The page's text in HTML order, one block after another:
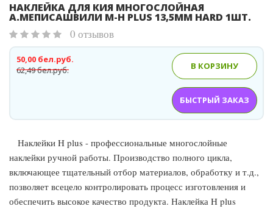
НАКЛЕЙКА ДЛЯ КИЯ МНОГОСЛОЙНАЯ
А.МЕПИСАШВИЛИ M-H PLUS 13,5ММ HARD 1ШТ.
0 отзывов
62,49 бел.руб.
50,00 бел.руб.
В КОРЗИНУ
БЫСТРЫЙ ЗАКАЗ
Наклейки H plus - профессиональные многослойные
наклейки ручной работы. Производство полного цикла,
включающее тщательный отбор материалов, обработку и т.д.,
позволяет всецело контролировать процесс изготовления и
обеспечить высокое качество продукта. Наклейка H plus